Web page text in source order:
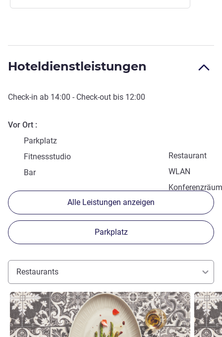
Hoteldienstleistungen
Check-in ab 14:00 - Check-out bis 12:00
Vor Ort
Parkplatz
Restaurant
Fitnessstudio
WLAN
Bar
Alle Leistungen anzeigen
Parkplatz
Restaurants
Details ansehen Details